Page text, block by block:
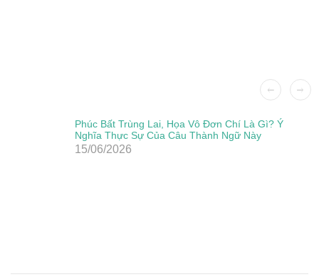
Phúc Bất Trùng Lai, Họa Vô Đơn Chí Là Gì? Ý
Nghĩa Thực Sự Của Câu Thành Ngữ Này
15/06/2026